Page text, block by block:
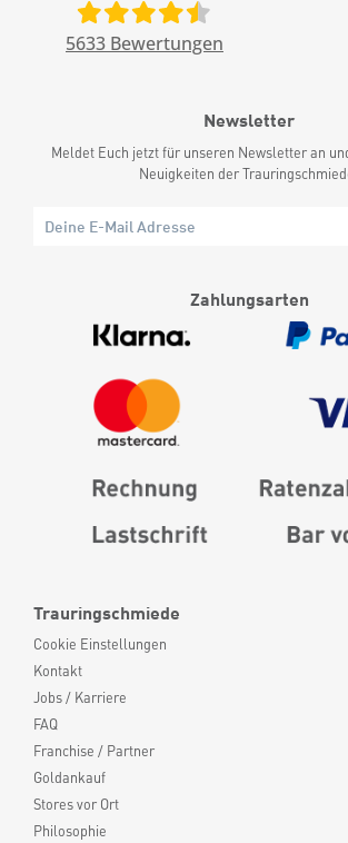
Trauringschmiede
Cookie Einstellungen
Kontakt
Jobs / Karriere
FAQ
Franchise / Partner
Goldankauf
Stores vor Ort
Philosophie
5633 Bewertungen
Newsletter
Meldet Euch jetzt für unseren Newsletter an
Neuigkeiten der
Zahlungsarten